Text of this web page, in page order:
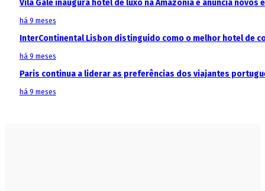
Vila Galé inaugura hotel de luxo na Amazónia e anuncia
há 9 meses
InterContinental Lisbon distinguido como o melhor hotel de
há 9 meses
Paris continua a liderar as preferências dos viajantes
há 9 meses